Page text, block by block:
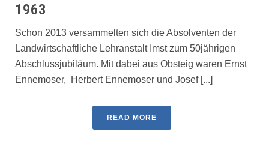
1963
Schon 2013 versammelten sich die Absolventen der
Landwirtschaftliche Lehranstalt Imst zum 50jährigen
Abschlussjubiläum. Mit dabei aus Obsteig waren Ernst
Ennemoser, Herbert Ennemoser und Josef [...]
READ MORE